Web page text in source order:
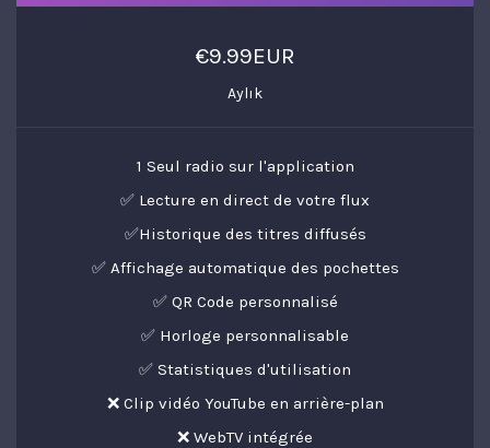
€9.99EUR
Aylık
1 Seul radio sur l'application
✅ Lecture en direct de votre flux
✅Historique des titres diffusés
✅ Affichage automatique des pochettes
✅ QR Code personnalisé
✅ Horloge personnalisable
✅ Statistiques d'utilisation
❌ Clip vidéo YouTube en arrière-plan
❌ WebTV intégrée